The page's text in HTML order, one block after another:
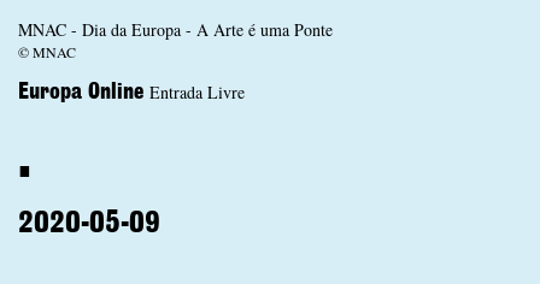
MNAC - Dia da Europa - A Arte é uma Ponte
© MNAC
Europa Online Entrada Livre
.
2020-05-09